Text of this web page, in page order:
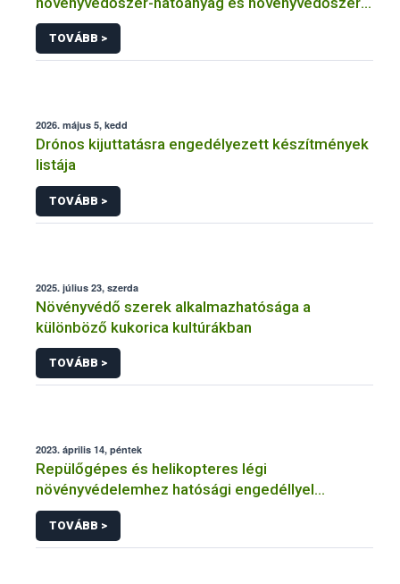
engedélyezésére, továbbá a meglévő engedély
meghosszabbítására vagy módosítására irányuló
eljárásba
TOVÁBB >
2026. május 5, kedd
Drónos kijuttatásra engedélyezett készítmények
listája
TOVÁBB >
2025. július 23, szerda
Növényvédő szerek alkalmazhatósága a
különböző kukorica kultúrákban
TOVÁBB >
2023. április 14, péntek
Repülőgépes és helikopteres légi
növényvédelemhez hatósági engedéllyel
rendelkező szervezetek
TOVÁBB >